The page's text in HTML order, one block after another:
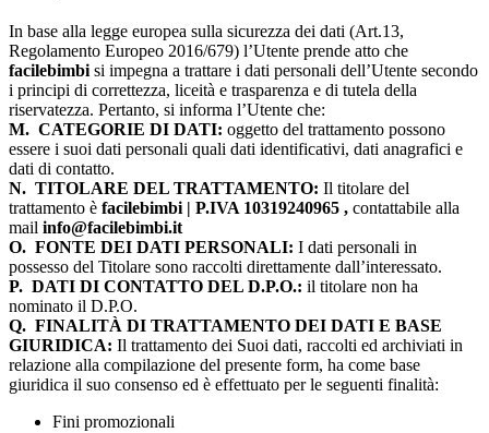
In base alla legge europea sulla sicurezza dei dati (Art.13,
Regolamento Europeo 2016/679) l’Utente prende atto che
facilebimbisi impegna a trattare i dati personali dell’Utente secondo
i principi di correttezza, liceità e trasparenza e di tutela della
riservatezza. Pertanto, si informa l’Utente che:
M. CATEGORIE DI DATI: oggetto del trattamento possono
essere i suoi dati personali quali dati identificativi, dati anagrafici e
dati di contatto.
N. TITOLARE DEL TRATTAMENTO: Il titolare del
trattamento è facilebimbi | P.IVA 10319240965 , contattabile alla
mail info@facilebimbi.it
O. FONTE DEI DATI PERSONALI: I dati personali in
possesso del Titolare sono raccolti direttamente dall’interessato.
P. DATI DI CONTATTO DEL D.P.O.: il titolare non ha
nominato il D.P.O.
Q. FINALITÀ DI TRATTAMENTO DEI DATI E BASE
GIURIDICA: Il trattamento dei Suoi dati, raccolti ed archiviati in
relazione alla compilazione del presente form, ha come base
giuridica il suo consenso ed è effettuato per le seguenti finalità:
Fini promozionali